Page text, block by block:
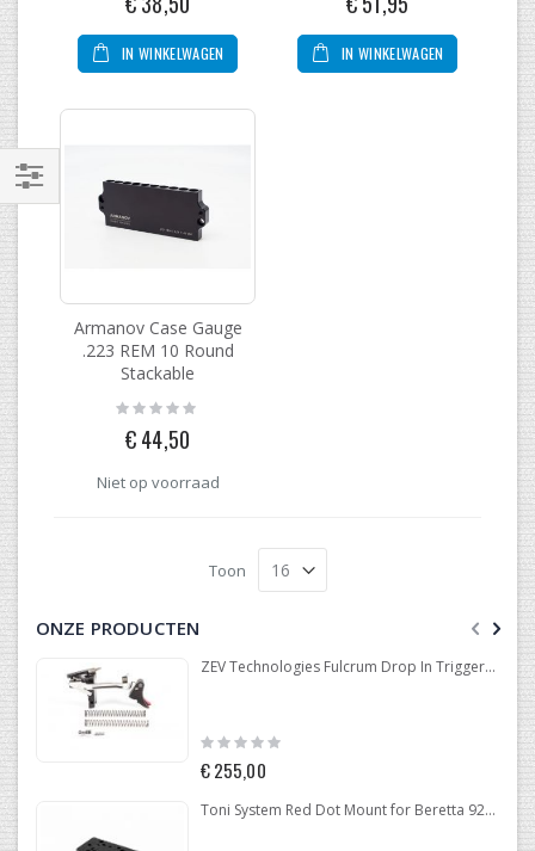
IN WINKELWAGEN IN WINKELWAGEN
Armanov Case Gauge
.223 REM 10 Round
Stackable
Rating:
0%
€ 44,50
Niet op voorraad
Toon
Filteren
ONZE PRODUCTEN
ZEV Technologies Fulcrum Drop In Trigger Kit Glock .40 GEN 4
Rating:
0%
€ 255,00
Toni System Red Dot Mount for Beretta 92-96-98